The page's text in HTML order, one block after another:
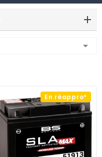

En réappro*